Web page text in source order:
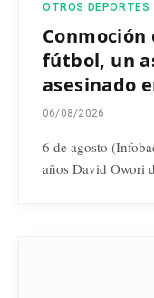
OTROS DEPORTES
fútbol, un
asesinado
06/08/2026
6 de agosto
años David Owori